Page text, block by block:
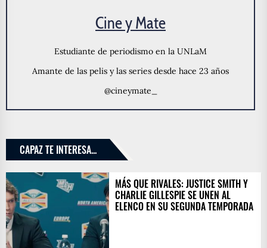
Cine y Mate
Estudiante de periodismo en la UNLaM
Amante de las pelis y las series desde hace 23 años
@cineymate_
CAPAZ TE INTERESA...
MÁS QUE RIVALES: JUSTICE SMITH Y
CHARLIE GILLESPIE SE UNEN AL
ELENCO EN SU SEGUNDA TEMPORADA